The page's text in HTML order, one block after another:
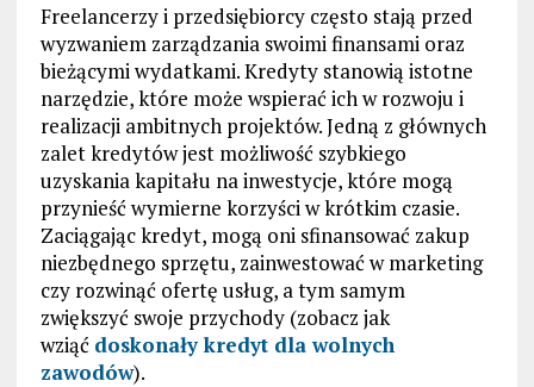
Freelancerzy i przedsiębiorcy często stają przed
wyzwaniem zarządzania swoimi finansami oraz
bieżącymi wydatkami. Kredyty stanowią istotne
narzędzie, które może wspierać ich w rozwoju i
realizacji ambitnych projektów. Jedną z głównych
zalet kredytów jest możliwość szybkiego
uzyskania kapitału na inwestycje, które mogą
przynieść wymierne korzyści w krótkim czasie.
Zaciągając kredyt, mogą oni sfinansować zakup
niezbędnego sprzętu, zainwestować w marketing
czy rozwinąć ofertę usług, a tym samym
zwiększyć swoje przychody (zobacz jak
wziąć doskonały kredyt dla wolnych
zawodów).